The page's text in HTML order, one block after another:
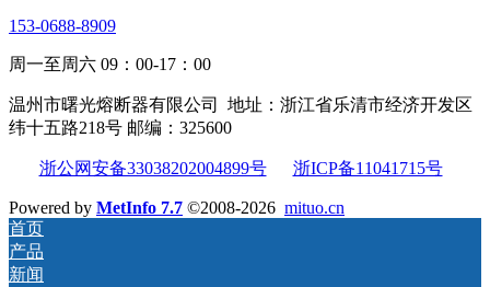
153-0688-8909
周一至周六 09：00-17：00
温州市曙光熔断器有限公司
地址：浙江省乐清市经济开发区
纬十五路218号 邮编：325600
浙公网安备33038202004899号 浙ICP备11041715号
Powered by MetInfo 7.7 ©2008-2026 mituo.cn
首页
产品
新闻